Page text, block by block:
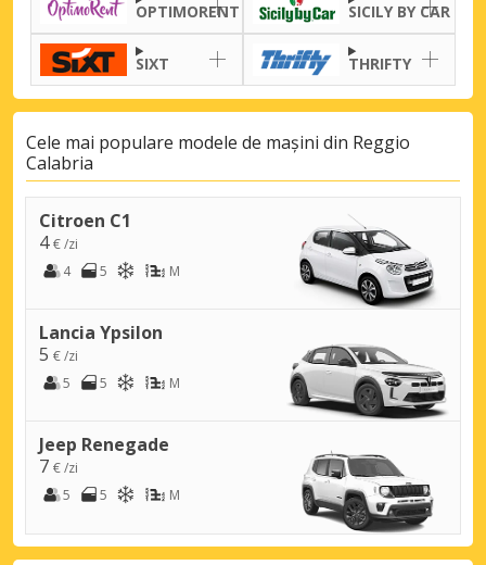
OPTIMORENT SICILY BY CAR
SIXT THRIFTY
Cele mai populare modele de mașini din Reggio
Calabria
Citroen C1
4€ /zi
4
5 M
Lancia Ypsilon
5 € /zi
5
5 M
Jeep Renegade
7 € /zi
5
5 M
Accesați ofertele exclusive ale
furnizorilor noștri